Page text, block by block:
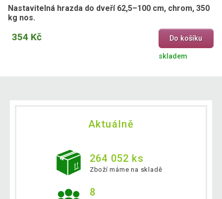
Nastavitelná hrazda do dveří 62,5–100 cm, chrom, 350
kg nos.
354 Kč Do košíku
skladem
Aktuálně
264 052 ks
Zboží máme na skladě
8